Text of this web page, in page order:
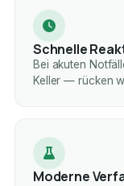
Schnelle
Bei akuten
Keller — rücken
Moderne